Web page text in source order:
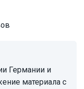
материала с